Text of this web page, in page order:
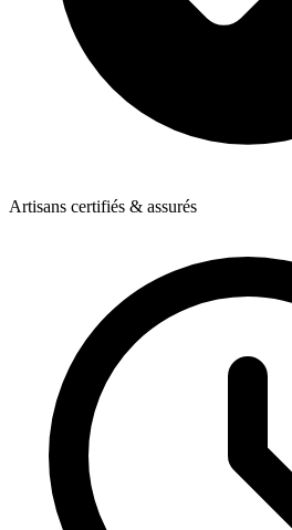
Artisans certifiés & assurés